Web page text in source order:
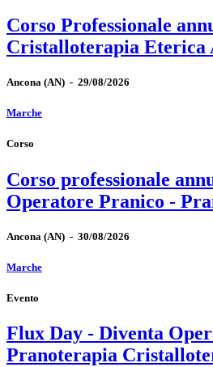
Corso Professionale
Cristalloterapia Eterica
Ancona (AN) - 29/08/2026
Marche
Corso
Corso professionale
Operatore Pranico -
Ancona (AN) - 30/08/2026
Marche
Evento
Flux Day - Diventa
Pranoterapia